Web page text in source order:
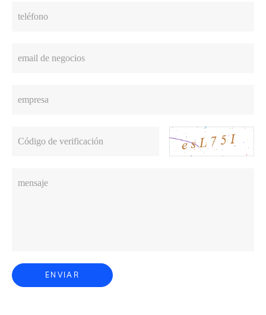
teléfono
email de negocios
empresa
Código de verificación
mensaje
ENVIAR